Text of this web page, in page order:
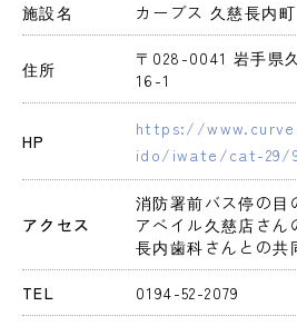
施設名 カーブス 久慈長内町
住所
〒028-0041 岩手県
16-1
HP
https://
ido/iwate/cat-29/
アクセス
消防署前バス停の目
アベイル久慈店さん
長内歯科さんとの共
TEL 0194-52-2079